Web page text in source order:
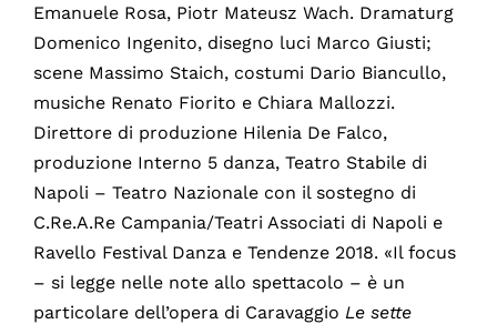
Emanuele Rosa, Piotr Mateusz Wach. Dramaturg
Domenico Ingenito, disegno luci Marco Giusti;
scene Massimo Staich, costumi Dario Biancullo,
musiche Renato Fiorito e Chiara Mallozzi.
Direttore di produzione Hilenia De Falco,
produzione Interno 5 danza, Teatro Stabile di
Napoli – Teatro Nazionale con il sostegno di
C.Re.A.Re Campania/Teatri Associati di Napoli e
Ravello Festival Danza e Tendenze 2018. «Il focus
– si legge nelle note allo spettacolo – è un
particolare dell’opera di Caravaggio Le sette